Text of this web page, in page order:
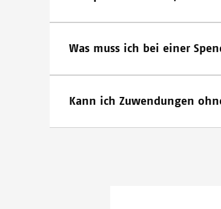
Was muss ich bei einer
Kann ich Zuwendungen